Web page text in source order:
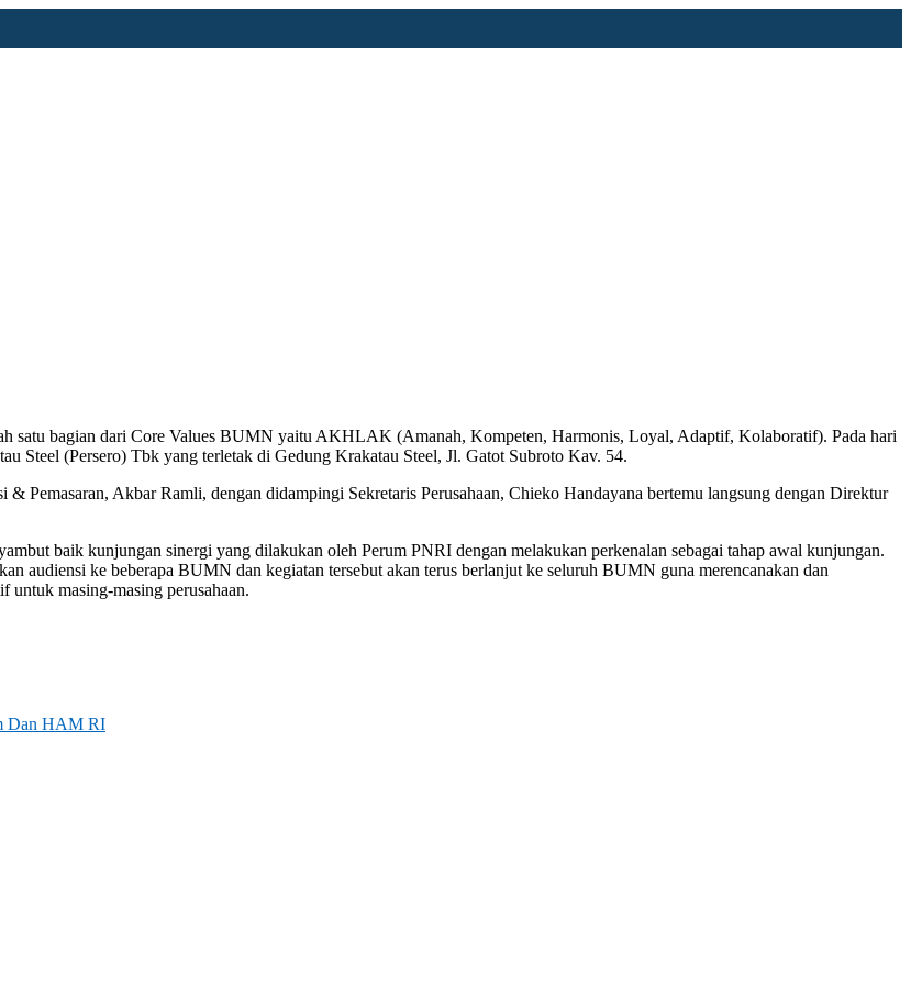
satu bagian dari Core Values BUMN yaitu AKHLAK (Amanah, Kompeten, Harmonis, Loyal, Adaptif, Kolaboratif). Pada hari
Steel (Persero) Tbk yang terletak di Gedung Krakatau Steel, Jl. Gatot Subroto Kav. 54.
Pemasaran, Akbar Ramli, dengan didampingi Sekretaris Perusahaan, Chieko Handayana bertemu langsung dengan Direktur
baik kunjungan sinergi yang dilakukan oleh Perum PNRI dengan melakukan perkenalan sebagai tahap awal kunjungan.
audiensi ke beberapa BUMN dan kegiatan tersebut akan terus berlanjut ke seluruh BUMN guna merencanakan dan
untuk masing-masing perusahaan.
Dan HAM RI